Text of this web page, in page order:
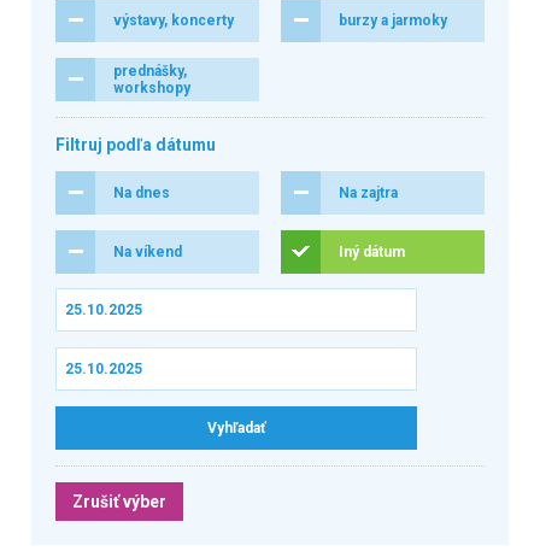
výstavy, koncerty burzy a jarmoky
prednášky,
workshopy
Filtruj podľa dátumu
Na dnes Na zajtra
Na víkend Iný dátum
Zrušiť výber